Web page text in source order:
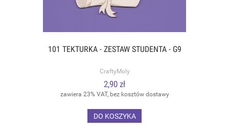
101 TEKTURKA - ZESTAW STUDENTA - G9
CraftyMoly
2,90 zł
zawiera 23% VAT, bez kosztów dostawy
DO KOSZYKA